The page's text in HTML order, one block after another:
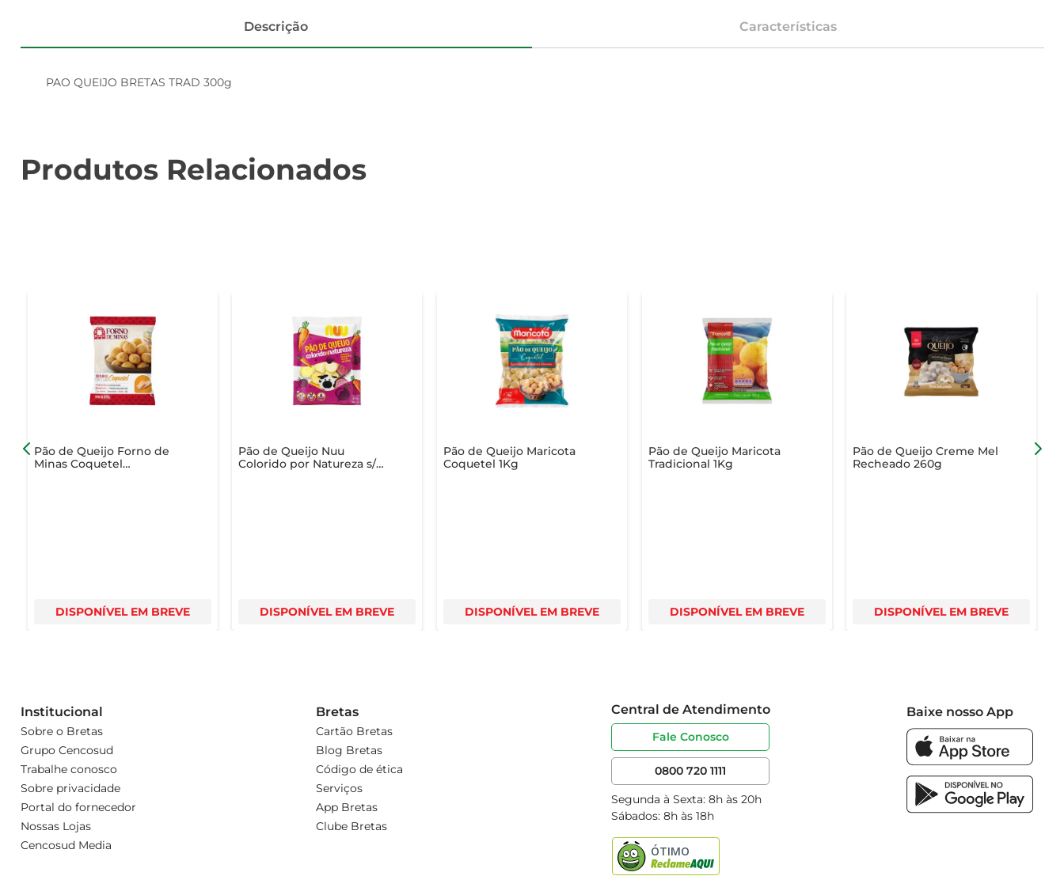
Descrição Características
PAO QUEIJO BRETAS TRAD 300g
Produtos Relacionados
Pão de Queijo Forno de
Minas Coquetel
DISPONÍVEL EM BREVE
Pão de Queijo Nuu
Colorido por Natureza s/
DISPONÍVEL EM BREVE
Pão de Queijo Maricota
Coquetel 1Kg
DISPONÍVEL EM BREVE
Pão de Queijo Maricota
Tradicional 1Kg
DISPONÍVEL EM BREVE
Pão de Queijo Creme Mel
Recheado 260g
DISPONÍVEL EM BREVE
Institucional
Sobre o Bretas
Grupo Cencosud
Trabalhe conosco
Sobre privacidade
Portal do fornecedor
Nossas Lojas
Cencosud Media
Bretas
Cartão Bretas
Blog Bretas
Código de ética
Serviços
App Bretas
Clube Bretas
Central de Atendimento
Fale Conosco
0800 720 1111
Segunda à Sexta: 8h às 20h
Sábados: 8h às 18h
Baixe nosso App